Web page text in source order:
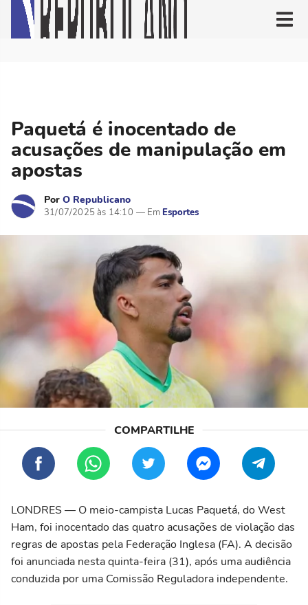
Paquetá é inocentado de
acusações de manipulação em
apostas
Por O Republicano
31/07/2025 às 14:10 Esportes
LONDRES — O meio-campista Lucas Paquetá, do West
Ham, foi inocentado das quatro acusações de violação das
regras de apostas pela Federação Inglesa (FA). A decisão
foi anunciada nesta quinta-feira (31), após uma audiência
conduzida por uma Comissão Reguladora independente.